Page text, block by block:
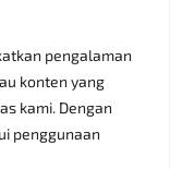
pengalaman
konten yang
kami. Dengan
penggunaan
Vertikal